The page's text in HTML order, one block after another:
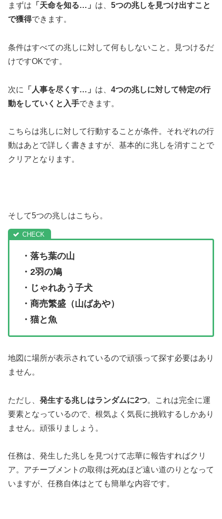
まずは 「天命を知る…」 は、 5つの兆しを見つけ出すこと
で獲得できます。
条件はすべての兆しに対して何もしないこと。見つけるだ
けですOKです。
次に 「人事を尽くす…」 は、 4つの兆しに対して特定の行
動をしていくと入手できます。
こちらは兆しに対して行動することが条件。それぞれの行
動はあとで詳しく書きますが、基本的に兆しを消すことで
クリアとなります。
そして5つの兆しはこちら。
・落ち葉の山
・2羽の鳩
・じゃれあう子犬
・商売繁盛（山ばあや）
・猫と魚
地図に場所が表示されているので頑張って探す必要はあり
ません。
ただし、 発生する兆しはランダムに2つ。これは完全に運
要素となっているので、根気よく気長に挑戦するしかあり
ません。頑張りましょう。
任務は、発生した兆しを見つけて志華に報告すればクリ
ア。アチーブメントの取得は死ぬほど遠い道のりとなって
いますが、任務自体はとても簡単な内容です。